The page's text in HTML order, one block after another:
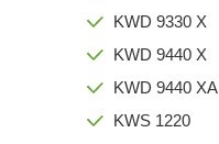
KWD 9330 X
KWD 9440 X
KWD 9440 XA
KWS 1220